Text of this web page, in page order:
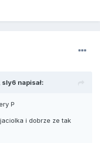
napisał:
P
i dobrze ze tak